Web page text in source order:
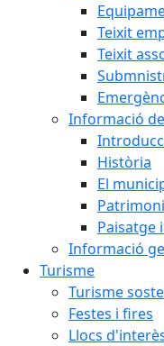
Teixit
Teixit
Informació
Història
El
Paisatge
Informació
Turisme
Turisme
Festes i fires
Llocs